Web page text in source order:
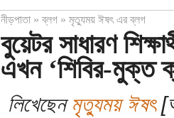
নীড়পাতা»ব্লগ» মৃত্যুময় ঈষৎ এর ব্লগ
বুয়েটর সাধারণ
এখন ‘শিবির-মুক্ত
লিখেছেনমৃত্যুময় ঈষৎ